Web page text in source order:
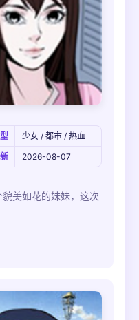
少女 / 都市 / 热血
2026-08-07
美如花的妹妹，这次